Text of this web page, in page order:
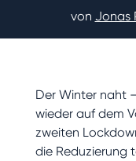
von Jonas
Der Winter naht
wieder auf dem
zweiten
die Reduzierung